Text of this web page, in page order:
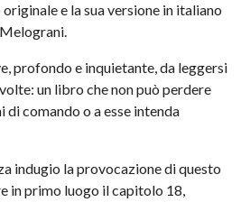
e la sua versione in italiano
profondo e inquietante, da leggersi
un libro che non può perdere
comando o a esse intenda
indugio la provocazione di questo
in primo luogo il capitolo 18,